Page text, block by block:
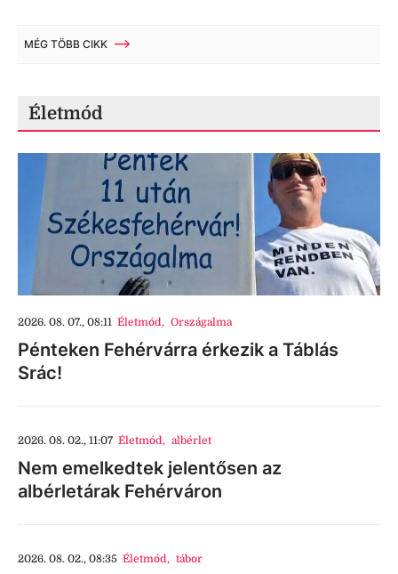
MÉG TÖBB CIKK
Életmód
2026. 08. 07., 08:11 Életmód, Országalma
Pénteken Fehérvárra érkezik a Táblás
Srác!
2026. 08. 02., 11:07 Életmód, albérlet
Nem emelkedtek jelentősen az
albérletárak Fehérváron
2026. 08. 02., 08:35 Életmód, tábor